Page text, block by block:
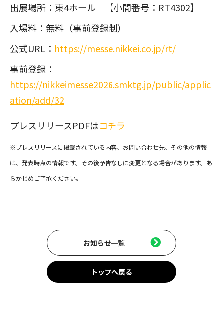
出展場所：東4ホール 【小間番号：RT4302】
入場料：無料（事前登録制）
公式URL： https://messe.nikkei.co.jp/rt/
事前登録：
https://nikkeimesse2026.smktg.jp/public/applic
ation/add/32
プレスリリースPDFはコチラ
※プレスリリースに掲載されている内容、お問い合わせ先、その他の情報
は、発表時点の情報です。その後予告なしに変更となる場合があります。あ
らかじめご了承ください。
お知らせ一覧
トップへ戻る